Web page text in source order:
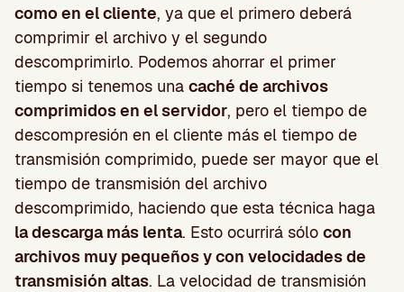
como en el cliente, ya que el primero deberá
comprimir el archivo y el segundo
descomprimirlo. Podemos ahorrar el primer
tiempo si tenemos una caché de archivos
comprimidos en el servidor, pero el tiempo de
descompresión en el cliente más el tiempo de
transmisión comprimido, puede ser mayor que el
tiempo de transmisión del archivo
descomprimido, haciendo que esta técnica haga
la descarga más lenta. Esto ocurrirá sólo con
archivos muy pequeños y con velocidades de
transmisión altas. La velocidad de transmisión